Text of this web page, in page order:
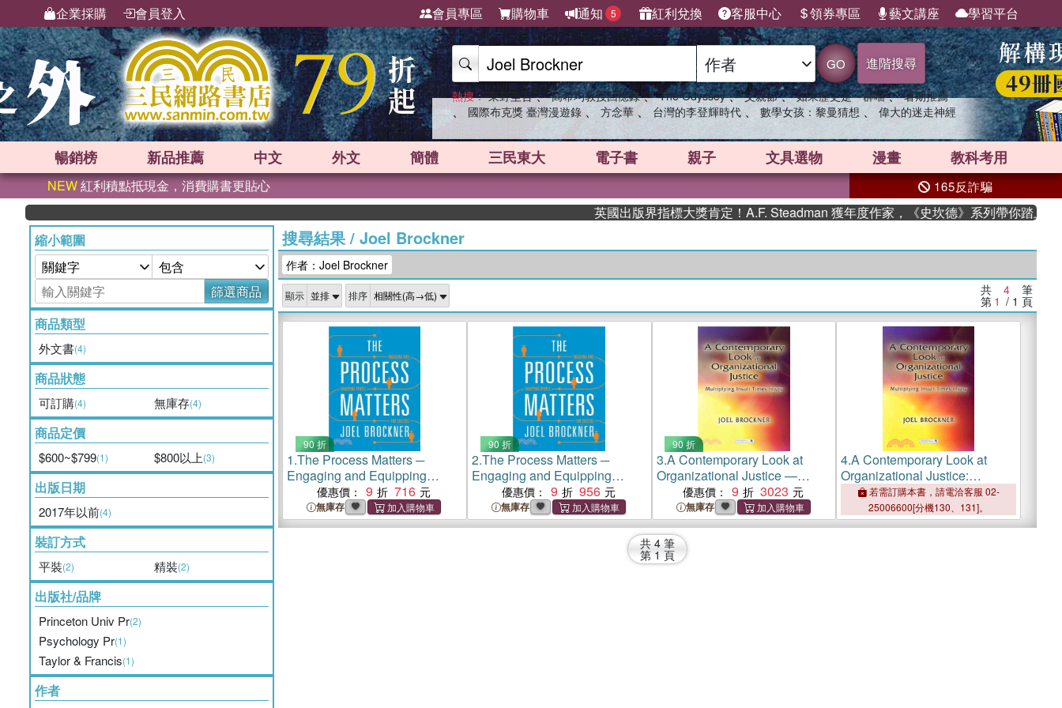
企業採購 會員登入 會員專區 購物車 通知 5 紅利兌換 客服中心 領券專區 藝文講座 學習平台
GO 進階搜尋
熱搜： 東野圭吾 、 高希均教授回憶錄 、 The Odyssey 、 父親節 、 如果歷史是一群喵 、 暑期推薦
、 國際布克獎 臺灣漫遊錄 、 方念華 、 台灣的李登輝時代 、 數學女孩：黎曼猜想 、 偉大的迷走神經
暢銷榜 新品推薦 中文 外文 簡體 三民東大 電子書 親子 文具選物 漫畫 教科考用
NEW紅利積點抵現金，消費購書更貼心 165反詐騙
英國出版界指標大獎肯定！A.F. Steadman 獲年度作家，《史坎德》系列帶你踏上熱血
縮小範圍
篩選商品
商品類型
外文書(4)
商品狀態
可訂購(4) 無庫存(4)
商品定價
$600~$799(1) $800以上(3)
出版日期
2017年以前(4)
裝訂方式
平裝(2) 精裝(2)
出版社/品牌
Princeton Univ Pr(2)
Psychology Pr(1)
Taylor & Francis(1)
作者
搜尋結果/ Joel Brockner
作者：Joel Brockner
顯示 排序 共 4 筆
第 1 / 1 頁
90 折
1.The Process Matters ─
Engaging and Equipping
People for Success
優惠價： 9 716
無庫存
90 折
2.The Process Matters ─
Engaging and Equipping
People for Success
優惠價： 9 956
無庫存
90 折
3.A Contemporary Look at
Organizational Justice —
Multiplying Insult Times Injury
優惠價： 9 3023
無庫存
4.A Contemporary Look at
Organizational Justice:
Multiplying Insult Times Injury
若需訂購本書，請電洽客服 02-
25006600[分機130、131]。
共 4 筆
第 1 頁